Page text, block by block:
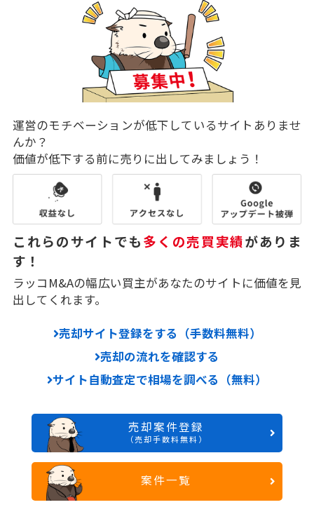
運営のモチベーションが低下しているサイトありませ
んか？
価値が低下する前に売りに出してみましょう！
これらのサイトでも多くの売買実績がありま
す！
ラッコM&Aの幅広い買主があなたのサイトに価値を見
出してくれます。
売却サイト登録をする（手数料無料）
売却の流れを確認する
サイト自動査定で相場を調べる（無料）
売却案件登録
（売却手数料無料）
案件一覧